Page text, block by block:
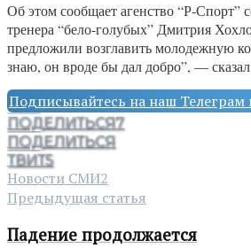
Об этом сообщает агенство “Р-Спорт”
тренера “бело-голубых” Дмитрия
предложили возглавить молодежную
знаю, он вроде бы дал добро”, —
Подписывайтесь на наш Телеграм
ПОДЕЛИТЬСЯ7
ПОДЕЛИТЬСЯ
ТВИТ5
Новости СМИ2
Предыдущая статья
Падение продолжается